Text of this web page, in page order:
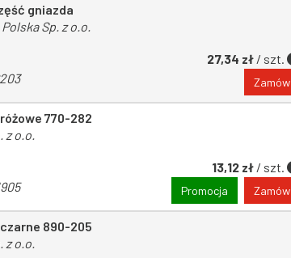
gniazda
Sp. z o.o.
27,34 zł / szt.
Zamów
770-282
z o.o.
13,12 zł / szt.
Promocja Zamów
890-205
z o.o.